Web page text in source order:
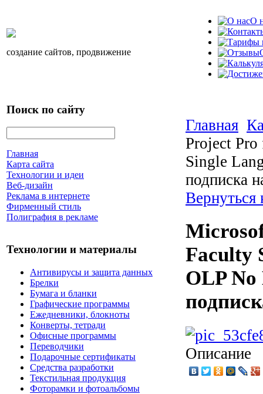
создание сайтов, продвижение
О
Поиск по сайту
Главная
Карта сайта
Технологии и идеи
Веб-дизайн
Реклама в интернете
Фирменный стиль
Полиграфия в рекламе
Технологии и материалы
Антивирусы и защита данных
Брелки
Бумага и бланки
Графические программы
Ежедневники, блокноты
Конверты, тетради
Офисные программы
Переводчики
Подарочные сертификаты
Средства разработки
Текстильная продукция
Фоторамки и фотоальбомы
Главная
Project
Single
подписка
Faculty
OLP
Описание